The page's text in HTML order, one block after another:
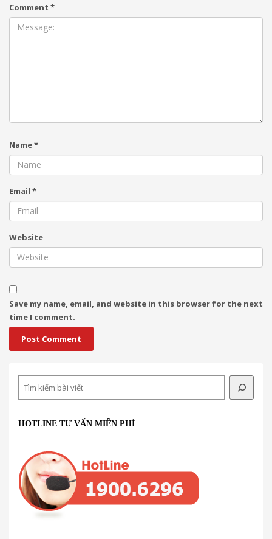
Comment *
Name*
Email *
Website
Save my name, email, and website in this browser for the next
time I comment.
HOTLINE TƯ VẤN MIỄN PHÍ